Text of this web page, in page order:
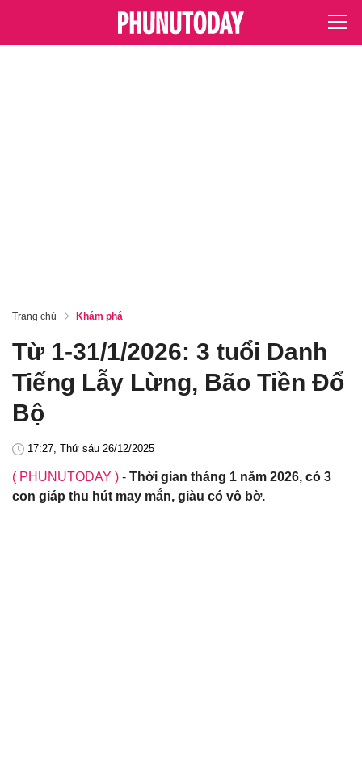
Trang chủ Khám phá
Từ 1-31/1/2026: 3 tuổi Danh
Tiếng Lẫy Lừng, Bão Tiền Đổ
Bộ
17:27, Thứ sáu 26/12/2025
( PHUNUTODAY ) - Thời gian tháng 1 năm 2026, có 3
con giáp thu hút may mắn, giàu có vô bờ.